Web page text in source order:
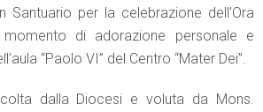
Santuario per la celebrazione dell’Ora
di adorazione personale e
“Paolo VI” del Centro “Mater Dei”.
dalla Diocesi e voluta da Mons.